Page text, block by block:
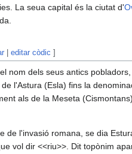
La seua capital és la ciutat d'
|editar còdic ]
nom dels seus antics
l'Astura (Esla) fins la
als de la Meseta
de l'invasió romana, se dia
vol dir <<riu>>. Dit topònim